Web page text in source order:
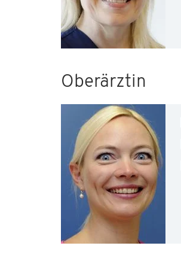
Oberärztin